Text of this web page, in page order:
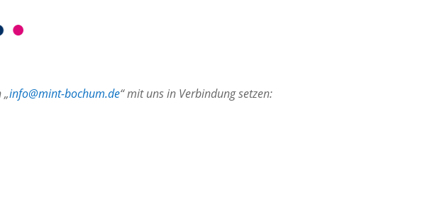
„info@mint-bochum.de“ mit uns in Verbindung setzen: